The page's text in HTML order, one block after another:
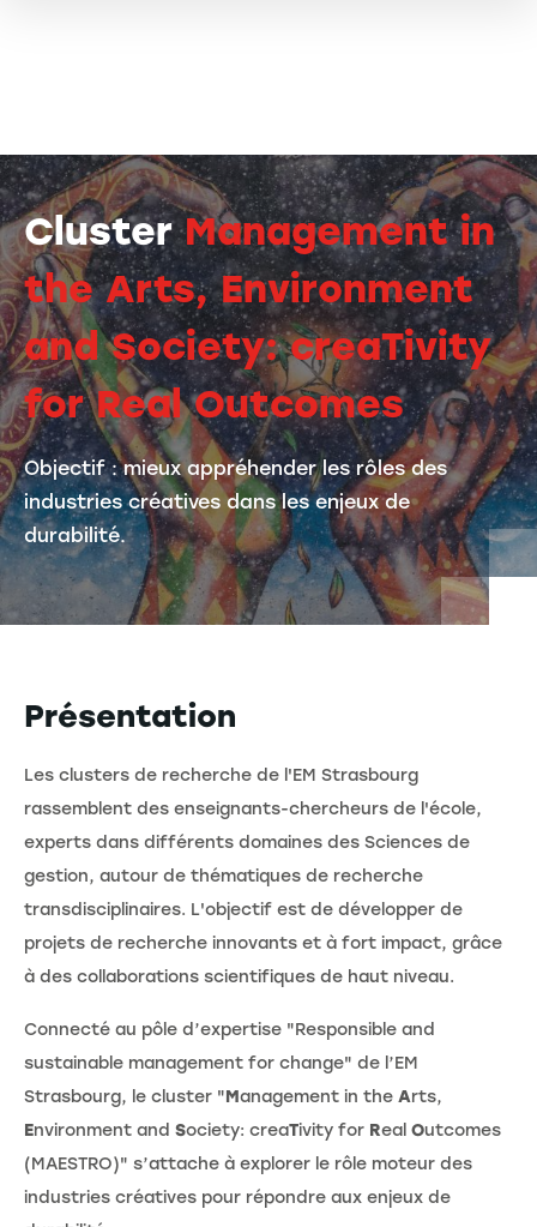
ClusterManagement in
the Arts, Environment
and Society: creaTivity
for Real Outcomes
Objectif : mieux appréhender les rôles des
industries créatives dans les enjeux de
durabilité.
Présentation
Les clusters de recherche de l'EM Strasbourg
rassemblent des enseignants-chercheurs de l'école,
experts dans différents domaines des Sciences de
gestion, autour de thématiques de recherche
transdisciplinaires. L'objectif est de développer de
projets de recherche innovants et à fort impact, grâce
à des collaborations scientifiques de haut niveau.
Connecté au pôle d’expertise "Responsible and
sustainable management for change" de l’EM
Strasbourg, le cluster "Management in the Arts,
Environment and Society: creaTivity for Real Outcomes
(MAESTRO)" s’attache à explorer le rôle moteur des
industries créatives pour répondre aux enjeux de